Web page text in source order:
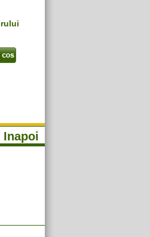
Inapoi